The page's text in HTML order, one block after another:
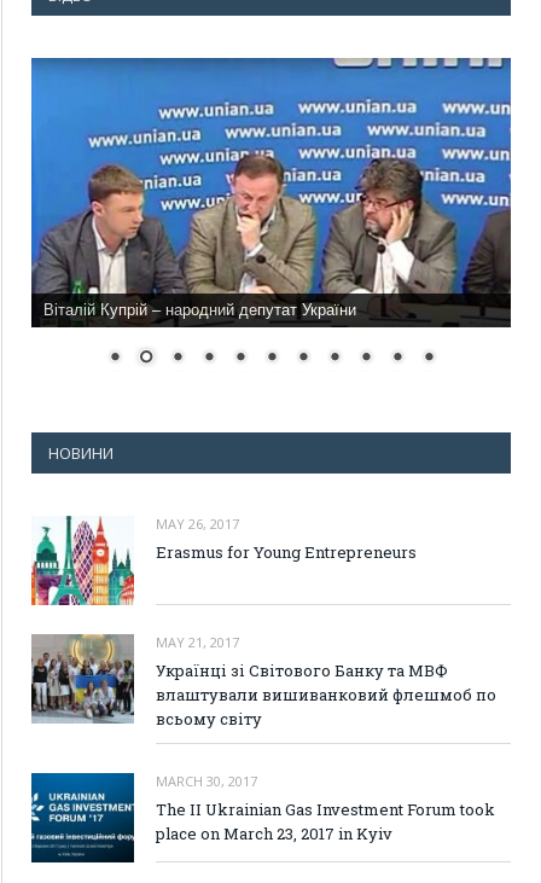
Віталій Купрій – народний депутат України
НОВИНИ
MAY 26, 2017
Erasmus for Young Entrepreneurs
MAY 21, 2017
Українці зі Світового Банку та МВФ
влаштували вишиванковий флешмоб по
всьому світу
MARCH 30, 2017
The II Ukrainian Gas Investment Forum took
place on March 23, 2017 in Kyiv